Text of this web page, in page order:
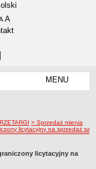
czcionkę
standardowy rozmiar czcionki
A
MENU
> Sprzedaż mienia
licytacyjny na sprzedaż
licytacyjny na